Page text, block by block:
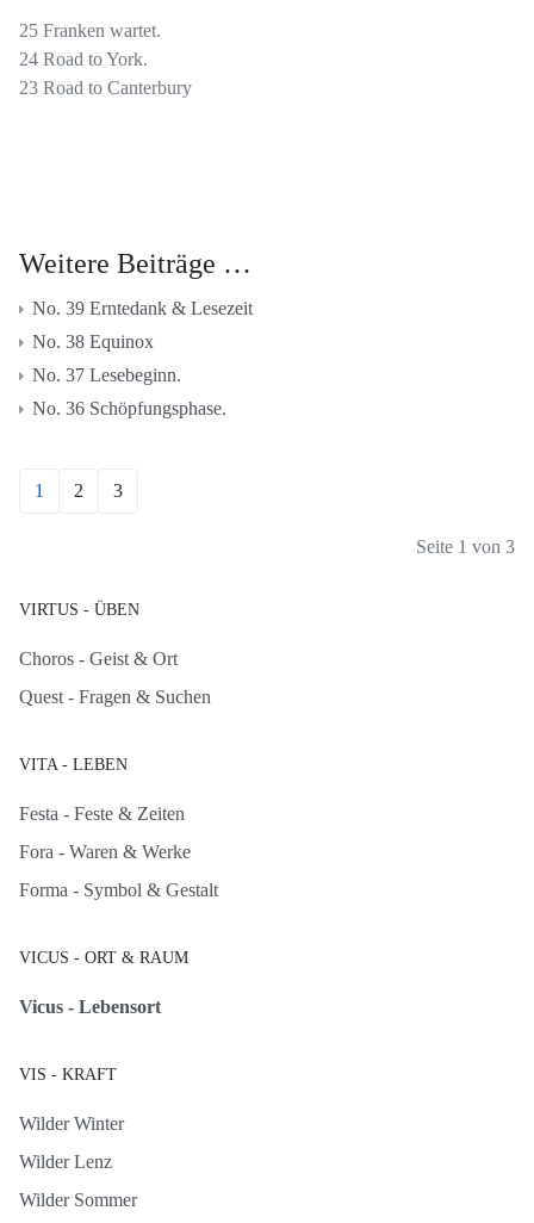
25 Franken wartet.
24 Road to York.
23 Road to Canterbury
Weitere Beiträge …
No. 39 Erntedank & Lesezeit
No. 38 Equinox
No. 37 Lesebeginn.
No. 36 Schöpfungsphase.
1 2 3
Seite 1 von 3
VIRTUS - ÜBEN
Choros - Geist & Ort
Quest - Fragen & Suchen
VITA - LEBEN
Festa - Feste & Zeiten
Fora - Waren & Werke
Forma - Symbol & Gestalt
VICUS - ORT & RAUM
Vicus - Lebensort
VIS - KRAFT
Wilder Winter
Wilder Lenz
Wilder Sommer